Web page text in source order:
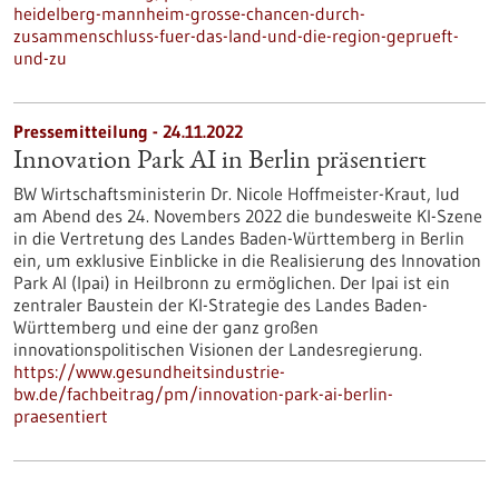
heidelberg-mannheim-grosse-chancen-durch-
zusammenschluss-fuer-das-land-und-die-region-geprueft-
und-zu
Pressemitteilung - 24.11.2022
Innovation Park AI in Berlin präsentiert
BW Wirtschaftsministerin Dr. Nicole Hoffmeister-Kraut, lud
am Abend des 24. Novembers 2022 die bundesweite KI-Szene
in die Vertretung des Landes Baden-Württemberg in Berlin
ein, um exklusive Einblicke in die Realisierung des Innovation
Park AI (Ipai) in Heilbronn zu ermöglichen. Der Ipai ist ein
zentraler Baustein der KI-Strategie des Landes Baden-
Württemberg und eine der ganz großen
innovationspolitischen Visionen der Landesregierung.
https://www.gesundheitsindustrie-
bw.de/fachbeitrag/pm/innovation-park-ai-berlin-
praesentiert